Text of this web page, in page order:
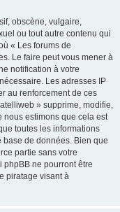
obscène, vulgaire,
ou tout autre contenu qui
« Les forums de
Le faire peut vous mener à
notification à votre
Les adresses IP
au renforcement de ces
» supprime, modifie,
nous estimons que cela est
toutes les informations
de données. Bien que
partie sans votre
phpBB ne pourront être
piratage visant à